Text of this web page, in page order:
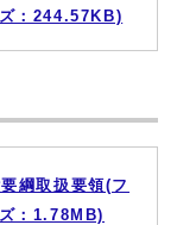
：244.57KB)
綱取扱要領(フ
：1.78MB)